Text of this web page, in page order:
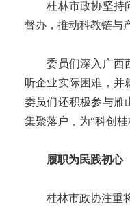
桂林市政协坚持问
督办，推动科教链与
委员们深入广西西
听企业实际困难，并
委员们还积极参与雁
集聚落户，为“科创
履职为民践初心
桂林市政协注重将“